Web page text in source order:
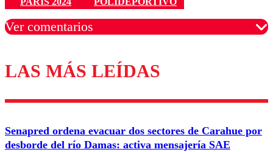
Ver comentarios
Los comentarios son moderados para garantizar un
diálogo respetuoso.
Correo
LAS MÁS LEÍDAS
Senapred ordena evacuar dos sectores de Carahue por
desborde del río Damas: activa mensajería SAE